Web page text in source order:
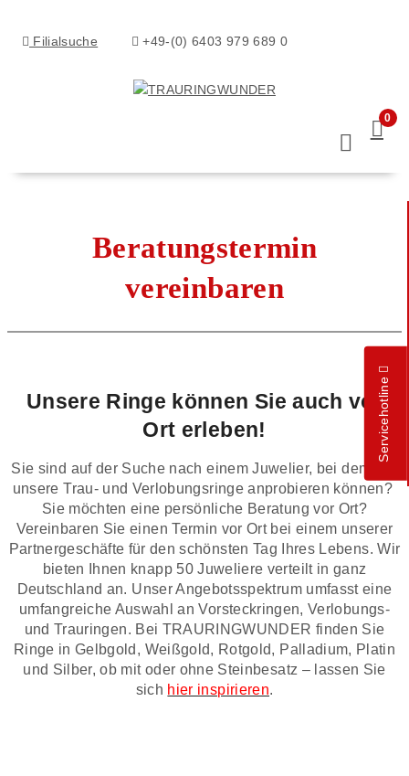
Filialsuche +49-(0) 6403 979 689 0
0
Beratungstermin
vereinbaren
Unsere Ringe können Sie auch vor
Ort erleben!
Sie sind auf der Suche nach einem Juwelier, bei dem Sie
unsere Trau- und Verlobungsringe anprobieren können?
Sie möchten eine persönliche Beratung vor Ort?
Vereinbaren Sie einen Termin vor Ort bei einem unserer
Partnergeschäfte für den schönsten Tag Ihres Lebens. Wir
bieten Ihnen knapp 50 Juweliere verteilt in ganz
Deutschland an. Unser Angebotsspektrum umfasst eine
umfangreiche Auswahl an Vorsteckringen, Verlobungs-
und Trauringen. Bei TRAURINGWUNDER finden Sie
Ringe in Gelbgold, Weißgold, Rotgold, Palladium, Platin
und Silber, ob mit oder ohne Steinbesatz – lassen Sie
sich hier inspirieren.
Servicehotline